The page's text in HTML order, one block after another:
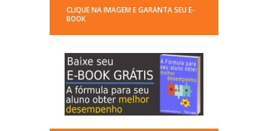
CLIQUE NA IMAGEM E GARANTA SEU E-
BOOK